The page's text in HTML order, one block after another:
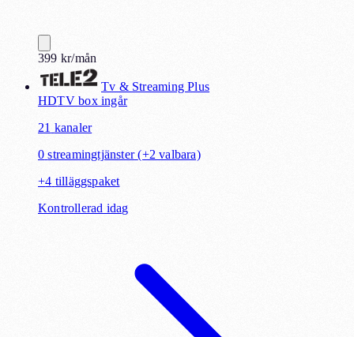
399 kr/mån
Tv & Streaming Plus
HDTV box ingår
21 kanaler
0 streamingtjänster (+2 valbara)
+4 tilläggspaket
Kontrollerad idag